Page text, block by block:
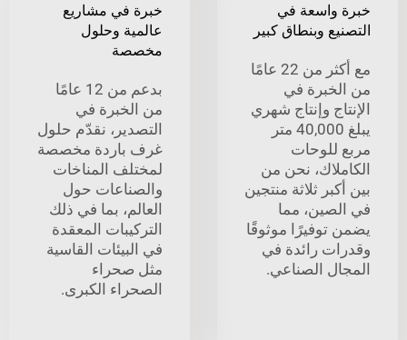
في
وبنطاق كبير
مع أكثر من 22 عامًا
في
وإنتاج شهري
يبلغ 40,000 متر
نحن من
ثلاثة منتجين
مما
موثوقًا
رائدة في
الصناعي.
خبرة في مشاريع
عالمية وحلول
بدعم من 12 عامًا
من الخبرة في
التصدير، نقدّم حلول
غرف باردة مخصصة
لمختلف المناخات
والصناعات حول
العالم، بما في ذلك
التركيبات المعقدة
في البيئات القاسية
مثل صحراء
الصحراء الكبرى.